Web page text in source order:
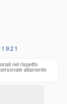
nel rispetto
altamente